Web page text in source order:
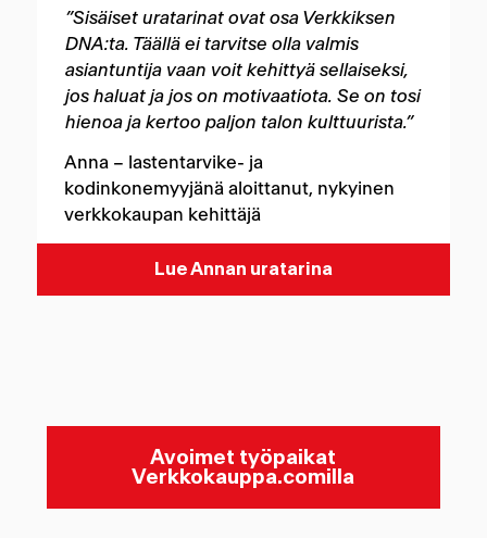
”Sisäiset uratarinat ovat osa Verkkiksen
DNA:ta. Täällä ei tarvitse olla valmis
asiantuntija vaan voit kehittyä sellaiseksi,
jos haluat ja jos on motivaatiota. Se on tosi
hienoa ja kertoo paljon talon kulttuurista.”
Anna – lastentarvike- ja
kodinkonemyyjänä aloittanut, nykyinen
verkkokaupan kehittäjä
Lue Annan uratarina
Avoimet työpaikat
Verkkokauppa.comilla